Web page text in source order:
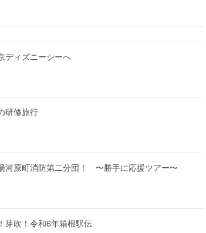
ディズニーシーへ
研修旅行
河原町消防第二分団！ 〜勝手に応援ツアー〜
芽吹！令和6年箱根駅伝